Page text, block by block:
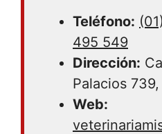
Teléfono:
495 549
Dirección:
Palacios
Web: